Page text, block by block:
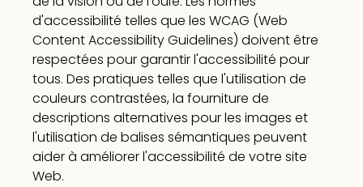
d'accessibilité telles que les WCAG (Web
Content Accessibility Guidelines) doivent être
respectées pour garantir l'accessibilité pour
tous. Des pratiques telles que l'utilisation de
couleurs contrastées, la fourniture de
descriptions alternatives pour les images et
l'utilisation de balises sémantiques peuvent
aider à améliorer l'accessibilité de votre site
Web.